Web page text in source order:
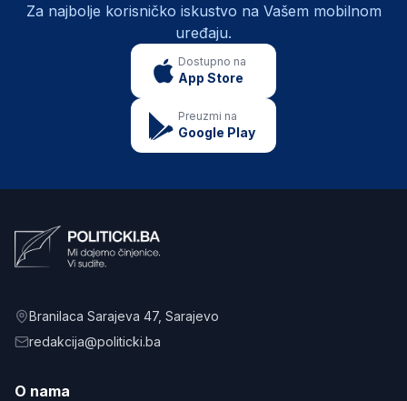
Za najbolje korisničko iskustvo na Vašem mobilnom
uređaju.
Dostupno na
App Store
Preuzmi na
Google Play
Branilaca Sarajeva 47, Sarajevo
redakcija@politicki.ba
O nama